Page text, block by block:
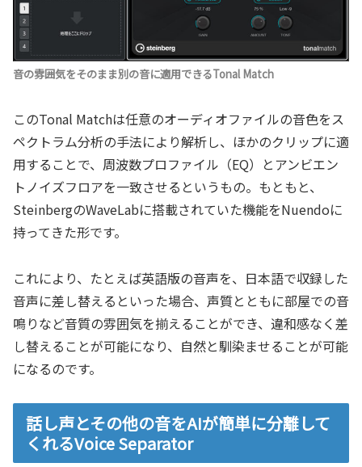
音の雰囲気をそのまま別の音に適用できるTonal Match
このTonal Matchは任意のオーディオファイルの音色をス
ペクトラム分析の手法により解析し、ほかのクリップに適
用することで、周波数プロファイル（EQ）とアンビエン
トノイズフロアを一致させるというもの。もともと、
SteinbergのWaveLabに搭載されていた機能をNuendoに
持ってきた形です。
これにより、たとえば英語版の音声を、日本語で収録した
音声に差し替えるといった場合、声質とともに部屋での音
鳴りなど音質の雰囲気を揃えることができ、違和感なく差
し替えることが可能になり、自然と馴染ませることが可能
になるのです。
話し声とその他の音をAIが簡単に分離して
くれるVoice Separator